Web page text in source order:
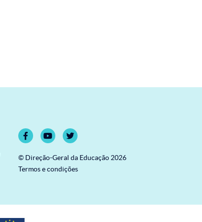
© Direção-Geral da Educação 2026
Termos e condições